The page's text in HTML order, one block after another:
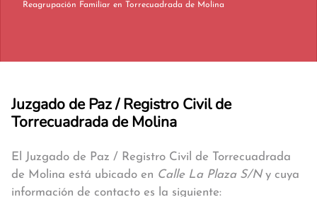
Reagrupación Familiar en Torrecuadrada de Molina
Juzgado de Paz / Registro Civil de
Torrecuadrada de Molina
El Juzgado de Paz / Registro Civil de Torrecuadrada
de Molina está ubicado en Calle La Plaza S/Ny cuya
información de contacto es la siguiente: